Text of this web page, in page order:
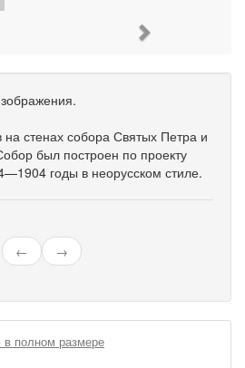
стенах собора Святых Петра и
был построен по проекту
годы в неорусском стиле.
← →
полном размере